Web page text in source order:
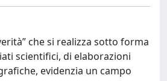
che si realizza sotto forma
scientifici, di elaborazioni
evidenzia un campo